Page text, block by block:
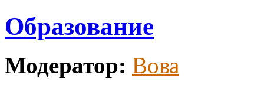
Образование
Модератор: Вова